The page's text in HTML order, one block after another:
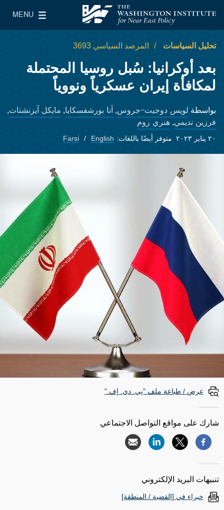
معهد واشنطن لسياسات الشرق الأدنى
MENU
Main Menu
تحليل السياسات المرصد السياسي 3693
بعد أوكرانيا: سُبل روسيا المحتملة
لمكافأة إيران عسكرياً ونووياً
بواسطة لويس دوجيت-جروس, آنا بورشفسكايا, مايكل آيزنشتات,
فرزين نديمي, هنري روم
٢٠ يناير ٢٠٢٣ متوفر أيضًا باللغات: English
Farsi
عرض / طباعة ملف "پي. دي. إف."
شارك على مواقع التواصل الاجتماعي
تنبيهات البريد الإلكتروني
خبراء في [القضية / المنطقة]